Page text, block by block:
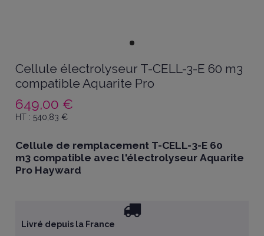
Cellule électrolyseur T-CELL-3-E 60 m3
compatible Aquarite Pro
649,00 €
HT : 540,83€
Cellule de remplacement T-CELL-3-E 60
m3 compatible avec l'électrolyseur Aquarite
Pro Hayward
Livré depuis la France